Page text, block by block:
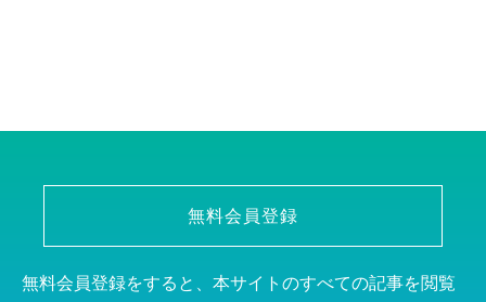
無料会員登録
無料会員登録をすると、本サイトのすべての記事を閲覧